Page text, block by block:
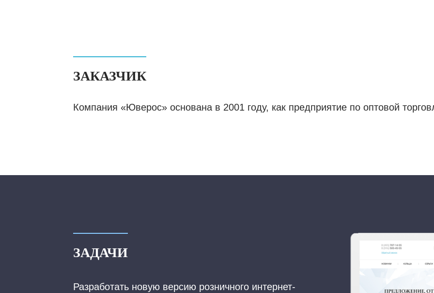
ЗАКАЗЧИК
Компания «Юверос» основана в 2001 году, как предприятие по оптовой
ЗАДАЧИ
Разработать новую версию розничного интернет-